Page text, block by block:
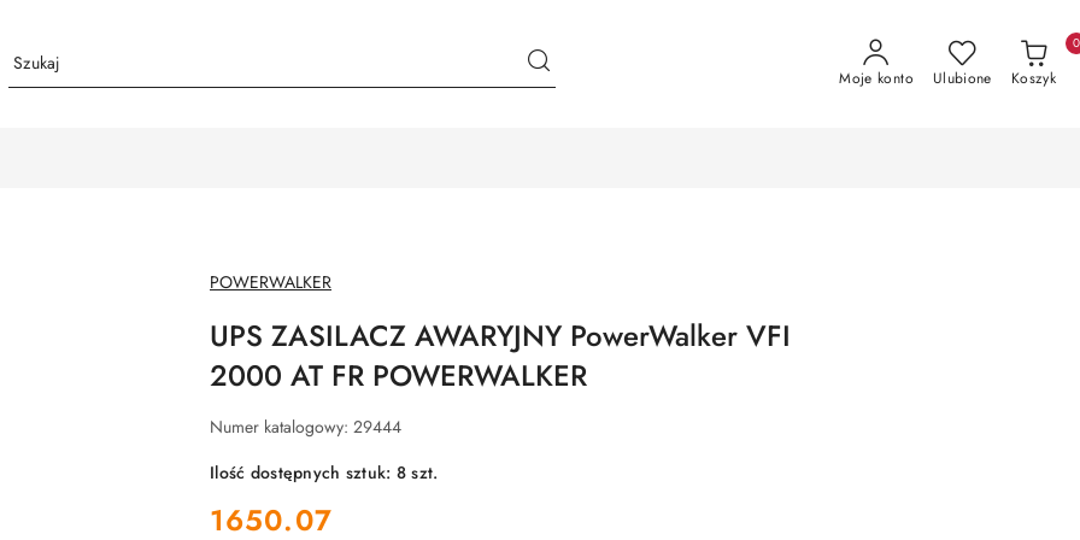
Moje konto Ulubione Koszyk
0
NAZWA
PRODUCENTA:
POWERWALKER
UPS ZASILACZ AWARYJNY PowerWalker VFI
2000 AT FR POWERWALKER
Numer katalogowy: 29444
Ilość dostępnych sztuk: 8szt.
cena:
1650.07